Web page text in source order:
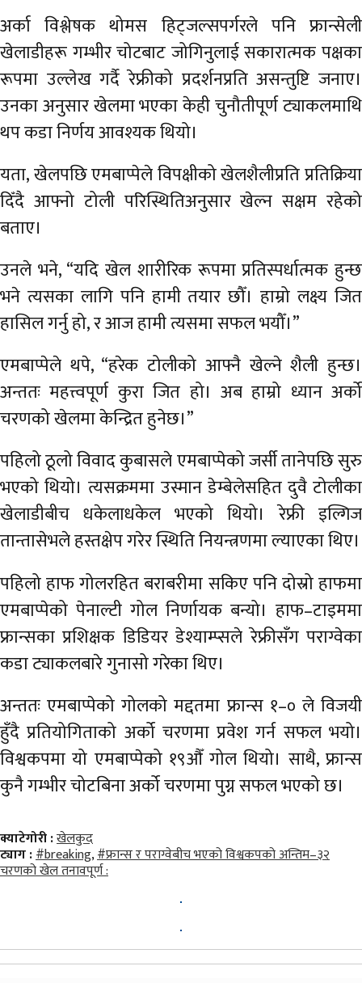
अर्का विश्लेषक थोमस हिट्जल्सपर्गरले पनि फ्रान्सेली
खेलाडीहरू गम्भीर चोटबाट जोगिनुलाई सकारात्मक पक्षका
रूपमा उल्लेख गर्दै रेफ्रीको प्रदर्शनप्रति असन्तुष्टि जनाए।
उनका अनुसार खेलमा भएका केही चुनौतीपूर्ण ट्याकलमाथि
थप कडा निर्णय आवश्यक थियो।
यता, खेलपछि एमबाप्पेले विपक्षीको खेलशैलीप्रति प्रतिक्रिया
दिँदै आफ्नो टोली परिस्थितिअनुसार खेल्न सक्षम रहेको
बताए।
उनले भने, “यदि खेल शारीरिक रूपमा प्रतिस्पर्धात्मक हुन्छ
भने त्यसका लागि पनि हामी तयार छौँ। हाम्रो लक्ष्य जित
हासिल गर्नु हो, र आज हामी त्यसमा सफल भयौँ।”
एमबाप्पेले थपे, “हरेक टोलीको आफ्नै खेल्ने शैली हुन्छ।
अन्ततः महत्त्वपूर्ण कुरा जित हो। अब हाम्रो ध्यान अर्को
चरणको खेलमा केन्द्रित हुनेछ।”
पहिलो ठूलो विवाद कुबासले एमबाप्पेको जर्सी तानेपछि सुरु
भएको थियो। त्यसक्रममा उस्मान डेम्बेलेसहित दुवै टोलीका
खेलाडीबीच धकेलाधकेल भएको थियो। रेफ्री इल्गिज
तान्तासेभले हस्तक्षेप गरेर स्थिति नियन्त्रणमा ल्याएका थिए।
पहिलो हाफ गोलरहित बराबरीमा सकिए पनि दोस्रो हाफमा
एमबाप्पेको पेनाल्टी गोल निर्णायक बन्यो। हाफ–टाइममा
फ्रान्सका प्रशिक्षक डिडियर डेश्याम्प्सले रेफ्रीसँग पराग्वेका
कडा ट्याकलबारे गुनासो गरेका थिए।
अन्ततः एमबाप्पेको गोलको मद्दतमा फ्रान्स १–० ले विजयी
हुँदै प्रतियोगिताको अर्को चरणमा प्रवेश गर्न सफल भयो।
विश्वकपमा यो एमबाप्पेको १९औँ गोल थियो। साथै, फ्रान्स
कुनै गम्भीर चोटबिना अर्को चरणमा पुग्न सफल भएको छ।
क्याटेगोरी :खेलकुद
ट्याग :#breaking,#फ्रान्स र पराग्वेबीच भएको विश्वकपको अन्तिम–३२
चरणको खेल तनावपूर्ण :